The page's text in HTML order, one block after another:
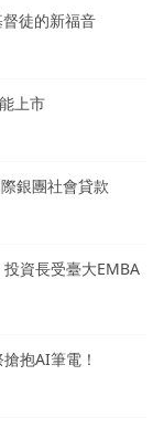
督徒的新福音
上市
銀團社會貸款
資長受臺大EMBA
抱AI筆電！